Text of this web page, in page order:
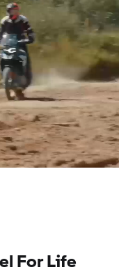
For Life